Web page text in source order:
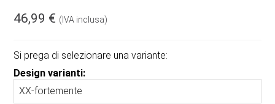
46,99 € (IVA inclusa)
Si prega di selezionare una variante:
Design varianti: